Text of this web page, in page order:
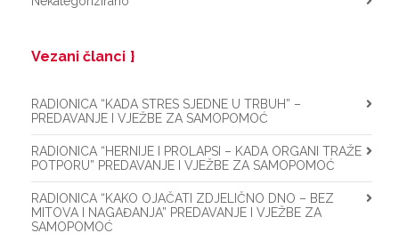
Vezani članci
RADIONICA “KADA STRES SJEDNE U TRBUH” –
PREDAVANJE I VJEŽBE ZA SAMOPOMOĆ
RADIONICA “HERNIJE I PROLAPSI – KADA ORGANI TRAŽE
POTPORU” PREDAVANJE I VJEŽBE ZA SAMOPOMOĆ
RADIONICA “KAKO OJAČATI ZDJELIČNO DNO – BEZ
MITOVA I NAGAĐANJA” PREDAVANJE I VJEŽBE ZA
SAMOPOMOĆ